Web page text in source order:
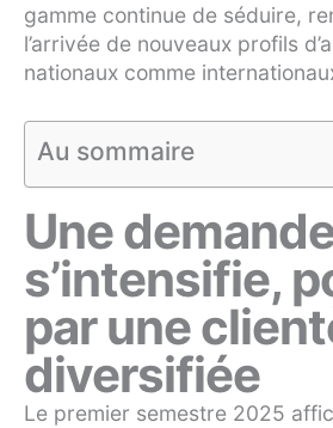
gamme continue de séduire,
l’arrivée de nouveaux profils
nationaux comme
Au sommaire
Une
s’intensifie,
par une
diversifiée
Le premier semestre 2025